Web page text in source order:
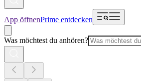
App öffnenPrime entdecken
Was möchtest du anhören?